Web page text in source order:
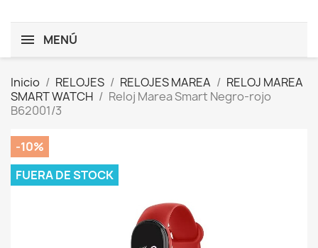
MENÚ
Inicio RELOJES RELOJES MAREA
RELOJ MAREA
SMART WATCH
Reloj Marea Smart Negro-rojo
B62001/3
-10%
FUERA DE STOCK